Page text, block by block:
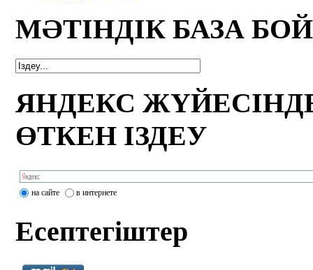
МӘТІНДІК БАЗА
ЯНДЕКС
ӨТКЕН ІЗДЕУ
на сайте в интернете
Есептегіштер